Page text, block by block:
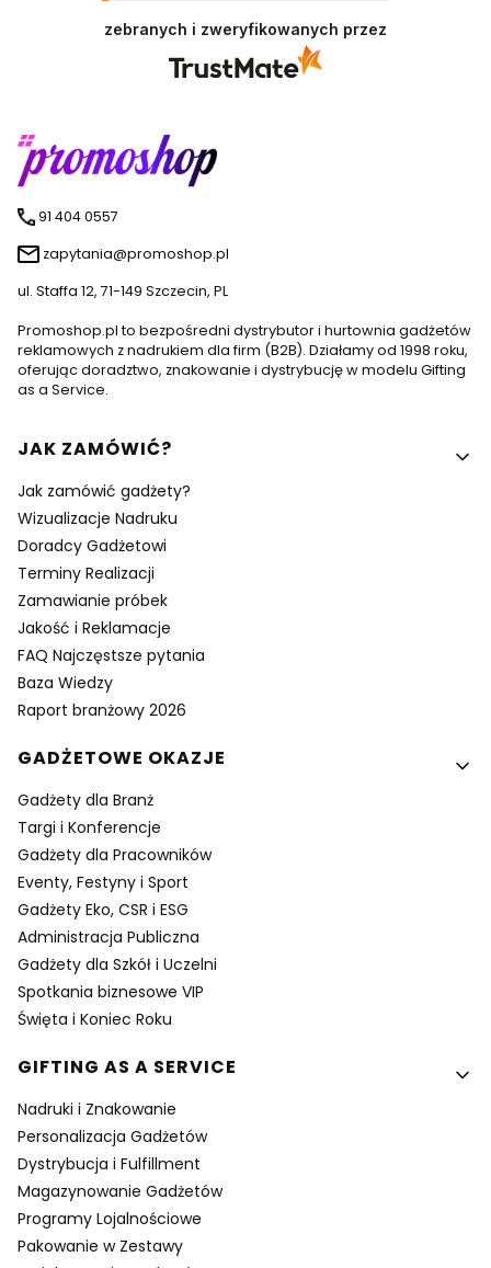
zebranych i zweryfikowanych przez
91 404 0557
zapytania@promoshop.pl
ul. Staffa 12, 71-149 Szczecin, PL
Promoshop.pl to bezpośredni dystrybutor i hurtownia gadżetów
reklamowych z nadrukiem dla firm (B2B). Działamy od 1998 roku,
oferując doradztwo, znakowanie i dystrybucję w modelu Gifting
as a Service.
Linki w stopce
JAK ZAMÓWIĆ?
Jak zamówić gadżety?
Wizualizacje Nadruku
Doradcy Gadżetowi
Terminy Realizacji
Zamawianie próbek
Jakość i Reklamacje
FAQ Najczęstsze pytania
Baza Wiedzy
Raport branżowy 2026
GADŻETOWE OKAZJE
Gadżety dla Branż
Targi i Konferencje
Gadżety dla Pracowników
Eventy, Festyny i Sport
Gadżety Eko, CSR i ESG
Administracja Publiczna
Gadżety dla Szkół i Uczelni
Spotkania biznesowe VIP
Święta i Koniec Roku
GIFTING AS A SERVICE
Nadruki i Znakowanie
Personalizacja Gadżetów
Dystrybucja i Fulfillment
Magazynowanie Gadżetów
Programy Lojalnościowe
Pakowanie w Zestawy